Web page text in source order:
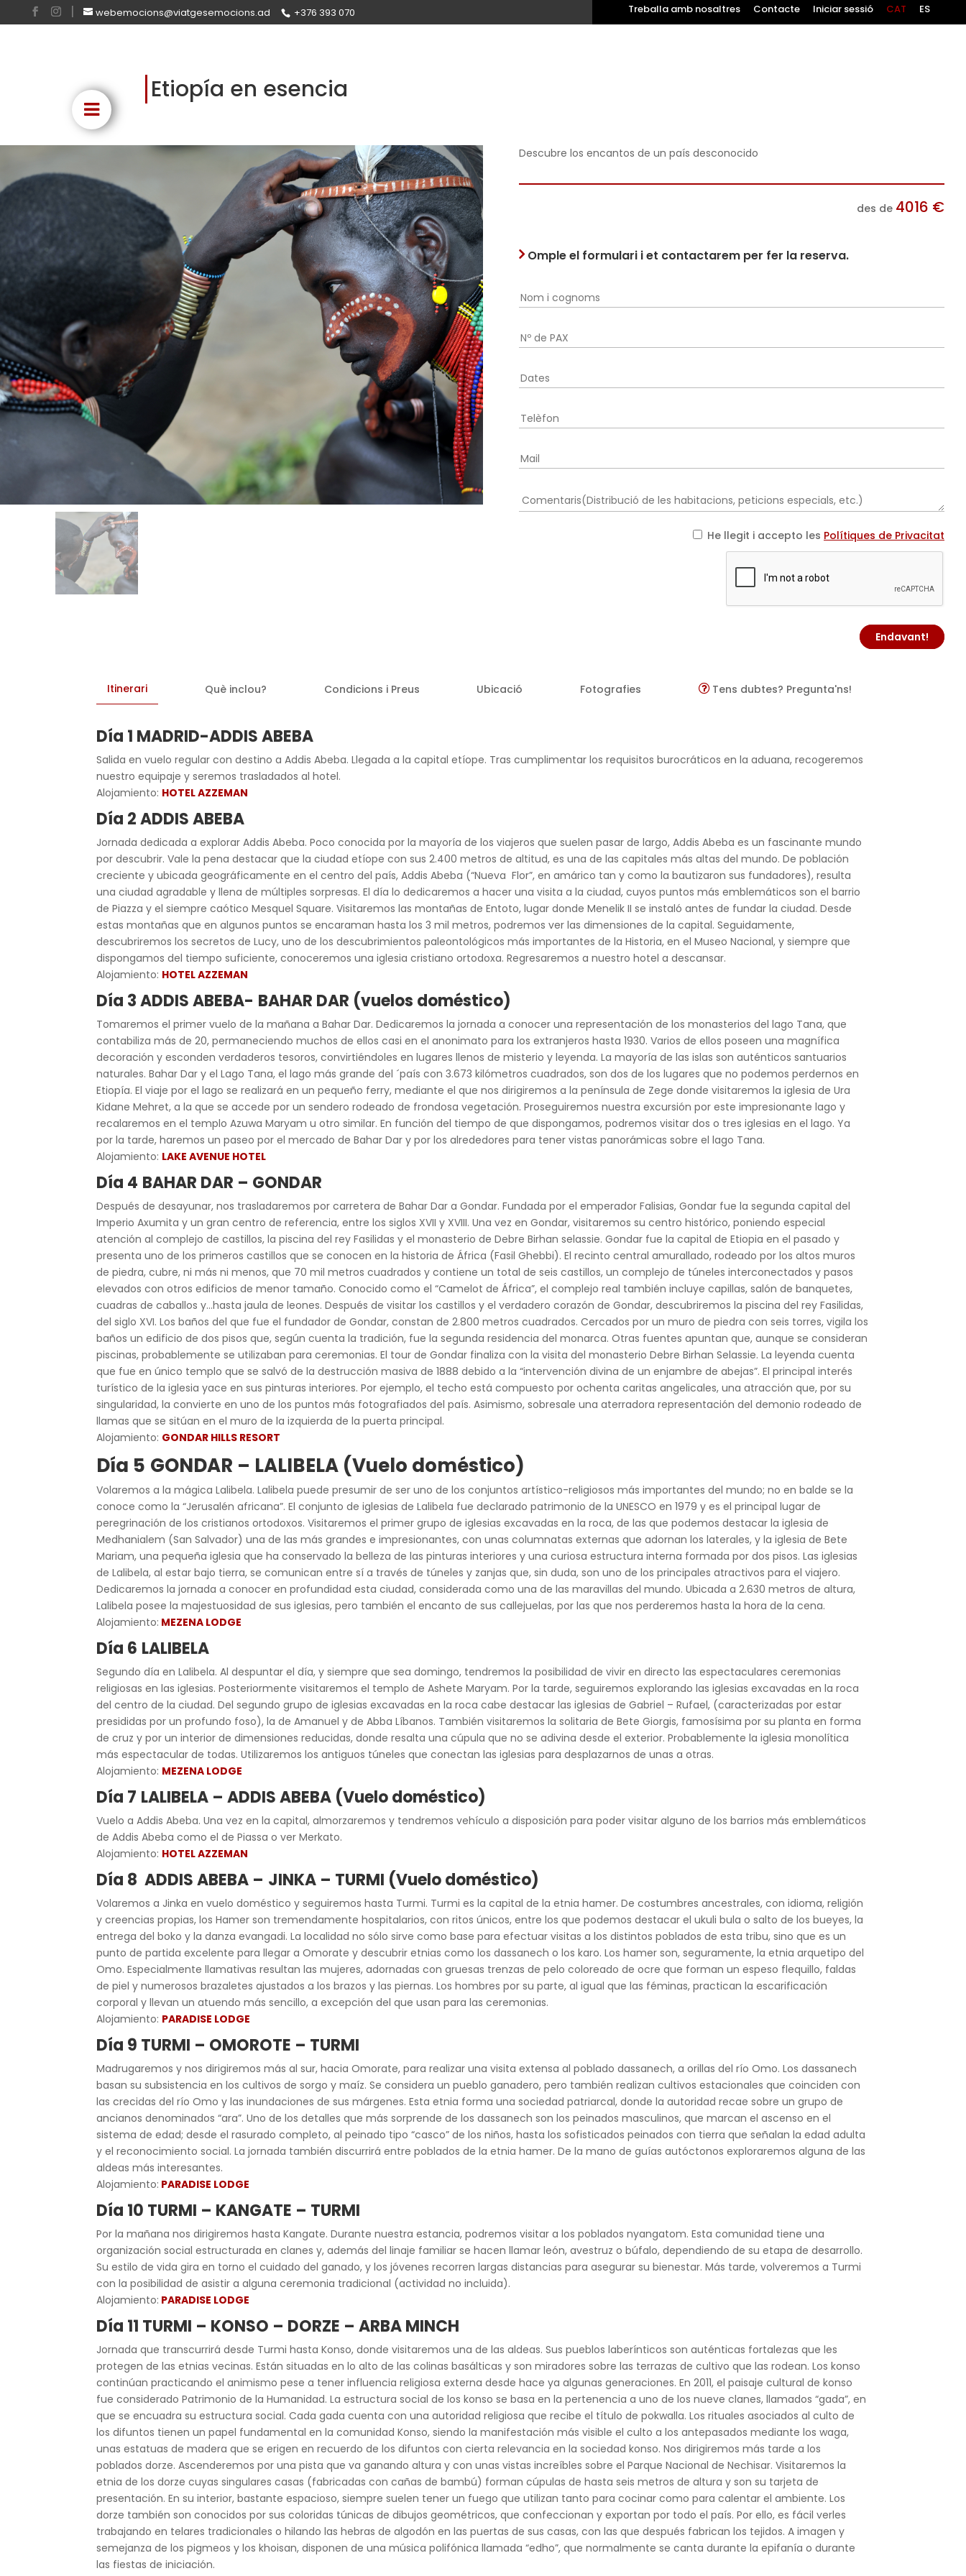
webemocions@viatgesemocions.ad +376 393 070 Treballa amb nosaltres Contacte Iniciar sessió CAT ES
Etiopía en esencia
Descubre los encantos de un país desconocido
des de 4016 €
Omple el formulari i et contactarem per fer la reserva.
He llegit i accepto les Polítiques de Privacitat
Endavant!
Itinerari Què inclou? Condicions i Preus Ubicació Fotografies Tens dubtes? Pregunta'ns!
Día 1 MADRID-ADDIS ABEBA
Salida en vuelo regular con destino a Addis Abeba. Llegada a la capital etíope. Tras cumplimentar los requisitos burocráticos en la aduana, recogeremos
nuestro equipaje y seremos trasladados al hotel.
Alojamiento: HOTEL AZZEMAN
Día 2 ADDIS ABEBA
Jornada dedicada a explorar Addis Abeba. Poco conocida por la mayoría de los viajeros que suelen pasar de largo, Addis Abeba es un fascinante mundo
por descubrir. Vale la pena destacar que la ciudad etíope con sus 2.400 metros de altitud, es una de las capitales más altas del mundo. De población
creciente y ubicada geográficamente en el centro del país, Addis Abeba (“Nueva Flor”, en amárico tan y como la bautizaron sus fundadores), resulta
una ciudad agradable y llena de múltiples sorpresas. El día lo dedicaremos a hacer una visita a la ciudad, cuyos puntos más emblemáticos son el barrio
de Piazza y el siempre caótico Mesquel Square. Visitaremos las montañas de Entoto, lugar donde Menelik II se instaló antes de fundar la ciudad. Desde
estas montañas que en algunos puntos se encaraman hasta los 3 mil metros, podremos ver las dimensiones de la capital. Seguidamente,
descubriremos los secretos de Lucy, uno de los descubrimientos paleontológicos más importantes de la Historia, en el Museo Nacional, y siempre que
dispongamos del tiempo suficiente, conoceremos una iglesia cristiano ortodoxa. Regresaremos a nuestro hotel a descansar.
Alojamiento: HOTEL AZZEMAN
Día 3 ADDIS ABEBA- BAHAR DAR (vuelos doméstico)
Tomaremos el primer vuelo de la mañana a Bahar Dar. Dedicaremos la jornada a conocer una representación de los monasterios del lago Tana, que
contabiliza más de 20, permaneciendo muchos de ellos casi en el anonimato para los extranjeros hasta 1930. Varios de ellos poseen una magnífica
decoración y esconden verdaderos tesoros, convirtiéndoles en lugares llenos de misterio y leyenda. La mayoría de las islas son auténticos santuarios
naturales. Bahar Dar y el Lago Tana, el lago más grande del ´país con 3.673 kilómetros cuadrados, son dos de los lugares que no podemos perdernos en
Etiopía. El viaje por el lago se realizará en un pequeño ferry, mediante el que nos dirigiremos a la península de Zege donde visitaremos la iglesia de Ura
Kidane Mehret, a la que se accede por un sendero rodeado de frondosa vegetación. Proseguiremos nuestra excursión por este impresionante lago y
recalaremos en el templo Azuwa Maryam u otro similar. En función del tiempo de que dispongamos, podremos visitar dos o tres iglesias en el lago.Ya
por la tarde, haremos un paseo por el mercado de Bahar Dar y por los alrededores para tener vistas panorámicas sobre el lago Tana.
Alojamiento: LAKE AVENUE HOTEL
Día 4 BAHAR DAR – GONDAR
Después de desayunar, nos trasladaremos por carretera de Bahar Dar a Gondar. Fundada por el emperador Falisias, Gondar fue la segunda capital del
Imperio Axumita y un gran centro de referencia, entre los siglos XVII y XVIII. Una vez en Gondar, visitaremos su centro histórico, poniendo especial
atención al complejo de castillos, la piscina del rey Fasilidas y el monasterio de Debre Birhan selassie. Gondar fue la capital de Etiopia en el pasado y
presenta uno de los primeros castillos que se conocen en la historia de África (Fasil Ghebbi). El recinto central amurallado, rodeado por los altos muros
de piedra, cubre, ni más ni menos, que 70 mil metros cuadrados y contiene un total de seis castillos, un complejo de túneles interconectados y pasos
elevados con otros edificios de menor tamaño. Conocido como el “Camelot de África”, el complejo real también incluye capillas, salón de banquetes,
cuadras de caballos y…hasta jaula de leones. Después de visitar los castillos y el verdadero corazón de Gondar, descubriremos la piscina del rey Fasilidas,
del siglo XVI. Los baños del que fue el fundador de Gondar, constan de 2.800 metros cuadrados. Cercados por un muro de piedra con seis torres, vigila los
baños un edificio de dos pisos que, según cuenta la tradición, fue la segunda residencia del monarca. Otras fuentes apuntan que, aunque se consideran
piscinas, probablemente se utilizaban para ceremonias. El tour de Gondar finaliza con la visita del monasterio Debre Birhan Selassie. La leyenda cuenta
que fue en único templo que se salvó de la destrucción masiva de 1888 debido a la “intervención divina de un enjambre de abejas”. El principal interés
turístico de la iglesia yace en sus pinturas interiores. Por ejemplo, el techo está compuesto por ochenta caritas angelicales, una atracción que, por su
singularidad, la convierte en uno de los puntos más fotografiados del país. Asimismo, sobresale una aterradora representación del demonio rodeado de
llamas que se sitúan en el muro de la izquierda de la puerta principal.
Alojamiento: GONDAR HILLS RESORT
Día 5 GONDAR – LALIBELA (Vuelo doméstico)
Volaremos a la mágica Lalibela. Lalibela puede presumir de ser uno de los conjuntos artístico-religiosos más importantes del mundo; no en balde se la
conoce como la “Jerusalén africana”. El conjunto de iglesias de Lalibela fue declarado patrimonio de la UNESCO en 1979 y es el principal lugar de
peregrinación de los cristianos ortodoxos. Visitaremos el primer grupo de iglesias excavadas en la roca, de las que podemos destacar la iglesia de
Medhanialem (San Salvador) una de las más grandes e impresionantes, con unas columnatas externas que adornan los laterales, y la iglesia de Bete
Mariam, una pequeña iglesia que ha conservado la belleza de las pinturas interiores y una curiosa estructura interna formada por dos pisos. Las iglesias
de Lalibela, al estar bajo tierra, se comunican entre sí a través de túneles y zanjas que, sin duda, son uno de los principales atractivos para el viajero.
Dedicaremos la jornada a conocer en profundidad esta ciudad, considerada como una de las maravillas del mundo. Ubicada a 2.630 metros de altura,
Lalibela posee la majestuosidad de sus iglesias, pero también el encanto de sus callejuelas, por las que nos perderemos hasta la hora de la cena.
Alojamiento: MEZENA LODGE
Día 6 LALIBELA
Segundo día en Lalibela. Al despuntar el día, y siempre que sea domingo, tendremos la posibilidad de vivir en directo las espectaculares ceremonias
religiosas en las iglesias. Posteriormente visitaremos el templo de Ashete Maryam. Por la tarde, seguiremos explorando las iglesias excavadas en la roca
del centro de la ciudad. Del segundo grupo de iglesias excavadas en la roca cabe destacar las iglesias de Gabriel – Rufael, (caracterizadas por estar
presididas por un profundo foso), la de Amanuel y de Abba Líbanos. También visitaremos la solitaria de Bete Giorgis, famosísima por su planta en forma
de cruz y por un interior de dimensiones reducidas, donde resalta una cúpula que no se adivina desde el exterior. Probablemente la iglesia monolítica
más espectacular de todas. Utilizaremos los antiguos túneles que conectan las iglesias para desplazarnos de unas a otras.
Alojamiento: MEZENA LODGE
Día 7 LALIBELA – ADDIS ABEBA (Vuelo doméstico)
Vuelo a Addis Abeba. Una vez en la capital, almorzaremos y tendremos vehículo a disposición para poder visitar alguno de los barrios más emblemáticos
de Addis Abeba como el de Piassa o ver Merkato.
Alojamiento: HOTEL AZZEMAN
Día 8 ADDIS ABEBA – JINKA – TURMI (Vuelo doméstico)
Volaremos a Jinka en vuelo doméstico y seguiremos hasta Turmi. Turmi es la capital de la etnia hamer. De costumbres ancestrales, con idioma, religión
y creencias propias, los Hamer son tremendamente hospitalarios, con ritos únicos, entre los que podemos destacar el ukuli bula o salto de los bueyes, la
entrega del boko y la danza evangadi. La localidad no sólo sirve como base para efectuar visitas a los distintos poblados de esta tribu, sino que es un
punto de partida excelente para llegar a Omorate y descubrir etnias como los dassanech o los karo. Los hamer son, seguramente, la etnia arquetipo del
Omo. Especialmente llamativas resultan las mujeres, adornadas con gruesas trenzas de pelo coloreado de ocre que forman un espeso flequillo, faldas
de piel y numerosos brazaletes ajustados a los brazos y las piernas. Los hombres por su parte, al igual que las féminas, practican la escarificación
corporal yllevan un atuendo más sencillo, a excepción del que usan para las ceremonias.
Alojamiento: PARADISE LODGE
Día 9 TURMI – OMOROTE – TURMI
Madrugaremos y nos dirigiremos más al sur, hacia Omorate, para realizar una visita extensa al poblado dassanech, a orillas del río Omo. Los dassanech
basan su subsistencia en los cultivos de sorgo y maíz. Se considera un pueblo ganadero, pero también realizan cultivos estacionales que coinciden con
las crecidas del río Omo y las inundaciones de sus márgenes. Esta etnia forma una sociedad patriarcal, donde la autoridad recae sobre un grupo de
ancianos denominados “ara”. Uno de los detalles que más sorprende de los dassanech son los peinados masculinos, que marcan el ascenso en el
sistema de edad; desde el rasurado completo, al peinado tipo “casco” de los niños, hasta los sofisticados peinados con tierra que señalan la edad adulta
y el reconocimiento social. La jornada también discurrirá entre poblados de la etnia hamer. De la mano de guías autóctonos exploraremos alguna de las
aldeas más interesantes.
Alojamiento: PARADISE LODGE
Día 10 TURMI – KANGATE – TURMI
Por la mañana nos dirigiremos hasta Kangate. Durante nuestra estancia, podremos visitar a los poblados nyangatom. Esta comunidad tiene una
organización social estructurada en clanes y, además del linaje familiar se hacen llamar león, avestruz o búfalo, dependiendo de su etapa de desarrollo.
Su estilo de vida gira en torno el cuidado del ganado, y los jóvenes recorren largas distancias para asegurar su bienestar. Más tarde, volveremos a Turmi
con la posibilidad de asistir a alguna ceremonia tradicional (actividad no incluida).
Alojamiento: PARADISE LODGE
Día 11 TURMI – KONSO – DORZE – ARBA MINCH
Jornada que transcurrirá desde Turmi hasta Konso, donde visitaremos una de las aldeas. Sus pueblos laberínticos son auténticas fortalezas que les
protegen de las etnias vecinas. Están situadas en lo alto de las colinas basálticas y son miradores sobre las terrazas de cultivo que las rodean. Los konso
continúan practicando el animismo pese a tener influencia religiosa externa desde hace ya algunas generaciones. En 2011, el paisaje cultural de konso
fue considerado Patrimonio de la Humanidad. La estructura social de los konso se basa en la pertenencia a uno de los nueve clanes, llamados “gada”, en
que se encuadra su estructura social. Cada gada cuenta con una autoridad religiosa que recibe el título de pokwalla. Los rituales asociados al culto de
los difuntos tienen un papel fundamental en la comunidad Konso, siendo la manifestación más visible el culto a los antepasados mediante los waga,
unas estatuas de madera que se erigen en recuerdo de los difuntos con cierta relevancia en la sociedad konso. Nos dirigiremos más tarde a los
poblados dorze. Ascenderemos por una pista que va ganando altura y con unas vistas increíbles sobre el Parque Nacional de Nechisar. Visitaremos la
etnia de los dorze cuyas singulares casas (fabricadas con cañas de bambú) forman cúpulas de hasta seis metros de altura y son su tarjeta de
presentación. En su interior, bastante espacioso, siempre suelen tener un fuego que utilizan tanto para cocinar como para calentar el ambiente. Los
dorze también son conocidos por sus coloridas túnicas de dibujos geométricos, que confeccionan y exportan por todo el país. Por ello, es fácil verles
trabajando en telares tradicionales o hilando las hebras de algodón en las puertas de sus casas, con las que después fabrican los tejidos. A imagen y
semejanza de los pigmeos y los khoisan, disponen de una música polifónica llamada “edho”, que normalmente se canta durante la epifanía o durante
las fiestas de iniciación.